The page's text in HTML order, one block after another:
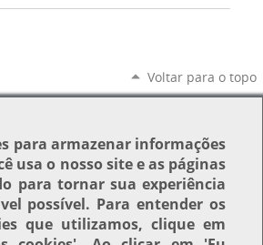
Voltar para o topo
para armazenar informações
usa o nosso site e as páginas
para tornar sua experiência
possível. Para entender os
que utilizamos, clique em